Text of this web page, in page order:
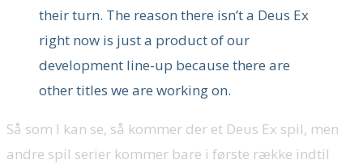
their turn. The reason there isn’t a Deus Ex
right now is just a product of our
development line-up because there are
other titles we are working on.
Så som I kan se, så kommer der et Deus Ex spil, men
andre spil serier kommer bare i første række indtil